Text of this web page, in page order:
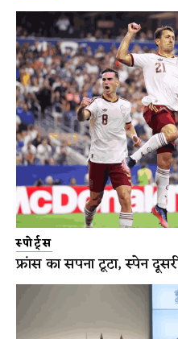
स्पोर्ट्स
फ्रांस का सपना टूटा, स्पेन